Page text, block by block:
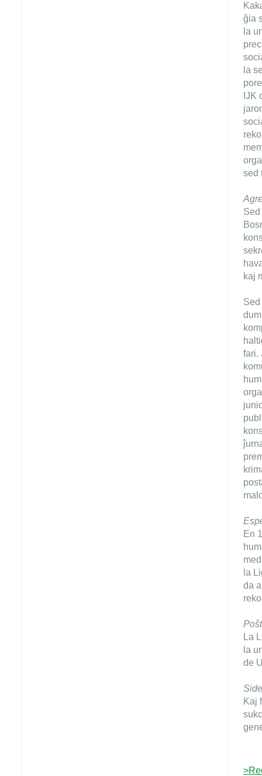
ĝia
la
la
IJK
sed
kaj
fari.
En
la
da
La
la
de
Kaj